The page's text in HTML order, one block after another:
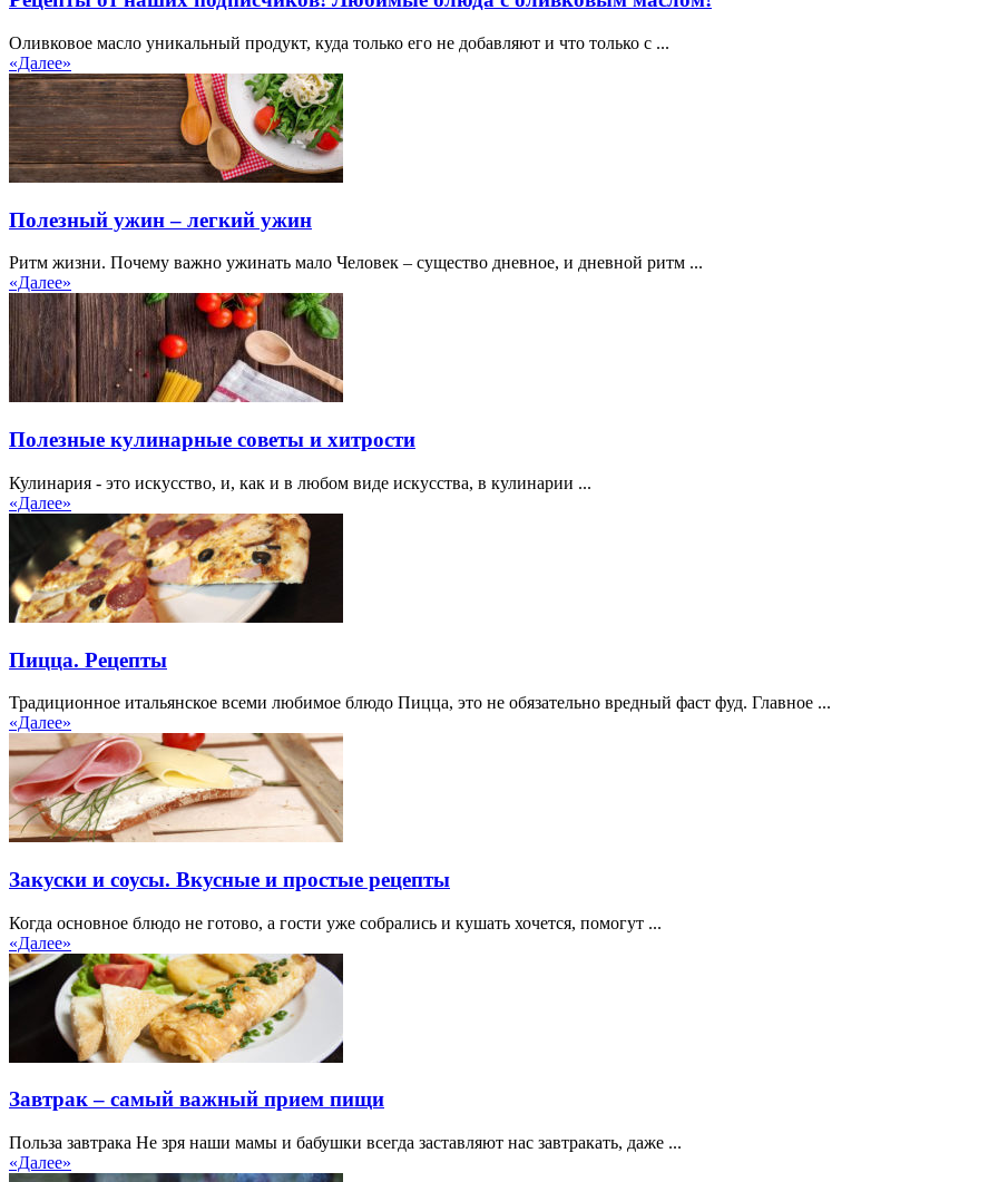
Оливковое масло уникальный продукт, куда только его не добавляют и что только с ...
«Далее»
Полезный ужин – легкий ужин
Ритм жизни. Почему важно ужинать мало Человек – существо дневное, и дневной ритм ...
«Далее»
Полезные кулинарные советы и хитрости
Кулинария - это искусство, и, как и в любом виде искусства, в кулинарии ...
«Далее»
Пицца. Рецепты
Традиционное итальянское всеми любимое блюдо Пицца, это не обязательно вредный фаст фуд. Главное ...
«Далее»
Закуски и соусы. Вкусные и простые рецепты
Когда основное блюдо не готово, а гости уже собрались и кушать хочется, помогут ...
«Далее»
Завтрак – самый важный прием пищи
Польза завтрака Не зря наши мамы и бабушки всегда заставляют нас завтракать, даже ...
«Далее»